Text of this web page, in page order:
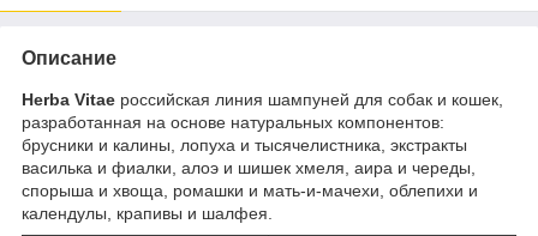
Описание
Herba Vitae российская линия шампуней для собак и кошек,
разработанная на основе натуральных компонентов:
брусники и калины, лопуха и тысячелистника, экстракты
василька и фиалки, алоэ и шишек хмеля, аира и череды,
спорыша и хвоща, ромашки и мать-и-мачехи, облепихи и
календулы, крапивы и шалфея.